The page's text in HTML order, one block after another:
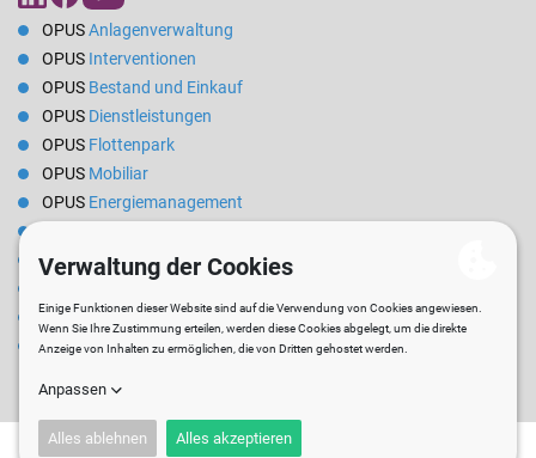
OPUSAnlagenverwaltung
OPUS Interventionen
OPUS Bestand und Einkauf
OPUS Dienstleistungen
OPUS Flottenpark
OPUS Mobiliar
OPUS Energiemanagement
OPUSMietverwaltung
OPUSBerufskleidung
Softwarezur Verwaltung technischer Dienste für Rathäuser und
Neuigkeiten Rekrutierung Blog